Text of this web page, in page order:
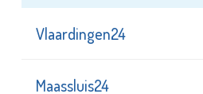
Vlaardingen24
Maassluis24